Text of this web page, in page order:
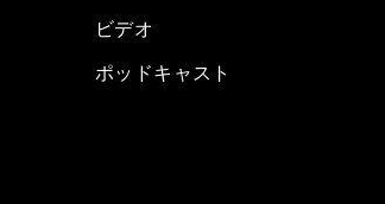
ビデオ
ポッドキャスト